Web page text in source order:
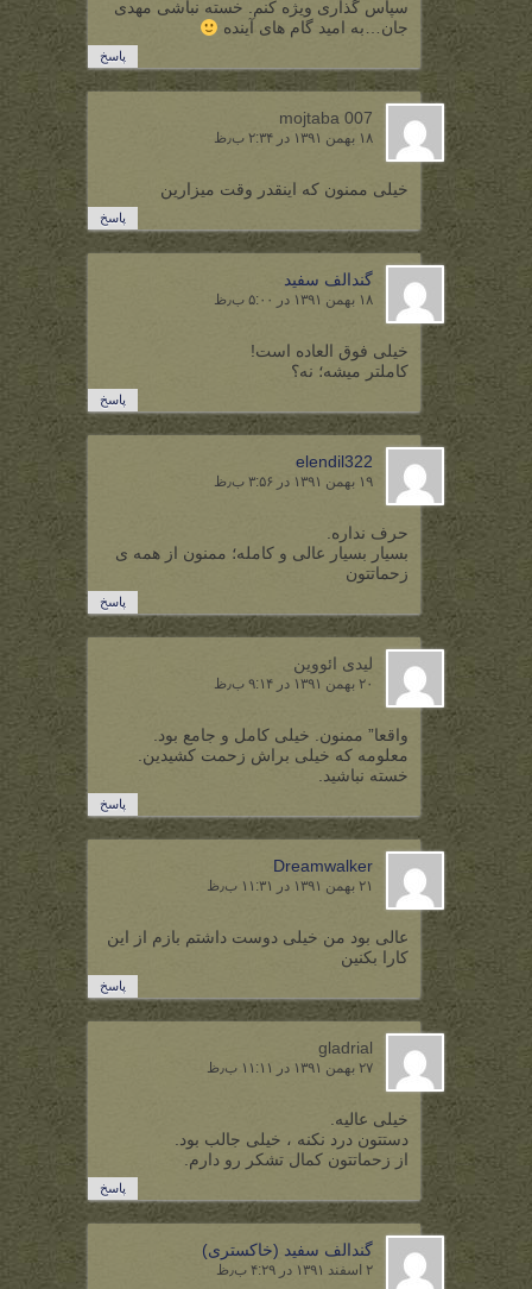
سپاس گذاری ویژه کنم. خسته نباشی مهدی
جان…به امید گام های آینده
پاسخ
mojtaba 007
۱۸ بهمن ۱۳۹۱ در ۲:۳۴ ب٫ظ
خیلی ممنون که اینقدر وقت میزارین
پاسخ
گندالف سفید
۱۸ بهمن ۱۳۹۱ در ۵:۰۰ ب٫ظ
خیلی فوق العاده است!
کاملتر میشه؛ نه؟
پاسخ
elendil322
۱۹ بهمن ۱۳۹۱ در ۳:۵۶ ب٫ظ
حرف نداره.
بسیار بسیار عالی و کامله؛ ممنون از همه ی
زحماتتون
پاسخ
لیدی ائووین
۲۰ بهمن ۱۳۹۱ در ۹:۱۴ ب٫ظ
واقعا” ممنون. خیلی کامل و جامع بود.
معلومه که خیلی براش زحمت کشیدین.
خسته نباشید.
پاسخ
Dreamwalker
۲۱ بهمن ۱۳۹۱ در ۱۱:۳۱ ب٫ظ
عالی بود من خیلی دوست داشتم بازم از این
کارا بکنین
پاسخ
gladrial
۲۷ بهمن ۱۳۹۱ در ۱۱:۱۱ ب٫ظ
خیلی عالیه.
دستتون درد نکنه ، خیلی جالب بود.
از زحماتتون کمال تشکر رو دارم.
پاسخ
گندالف سفيد (خاكستری)
۲ اسفند ۱۳۹۱ در ۴:۲۹ ب٫ظ